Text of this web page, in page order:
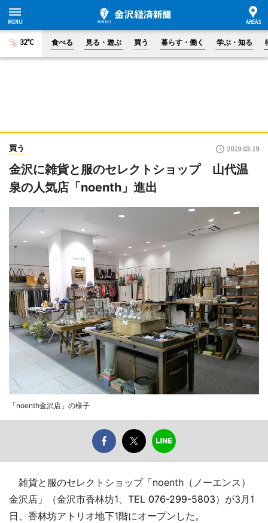
32°C 食べる 見る・遊ぶ 買う 暮らす・働く 学ぶ・知る
買う 2019.03.19
金沢に雑貨と服のセレクトショップ 山代温
泉の人気店「noenth」進出
「noenth金沢店」の様子
雑貨と服のセレクトショップ「noenth（ノーエンス）
金沢店」（金沢市香林坊1、TEL 076-299-5803）が3月1
日、香林坊アトリオ地下1階にオープンした。